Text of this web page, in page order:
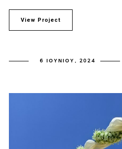
View Project
6 ΙΟΥΝΊΟΥ, 2024